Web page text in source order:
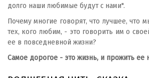
долго наши любимые будут с нами".
Почему многие говорят, что лучшее, что
тех, кого любим, - это говорить им о
ее в повседневной жизни?
Самое дорогое - это жизнь, и прожить ее